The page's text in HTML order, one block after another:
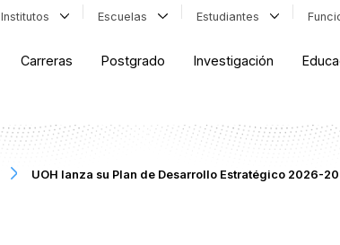
Institutos Escuelas Estudiantes
Carreras Postgrado Investigación
UOH lanza su Plan de Desarrollo Estratégico 2026-